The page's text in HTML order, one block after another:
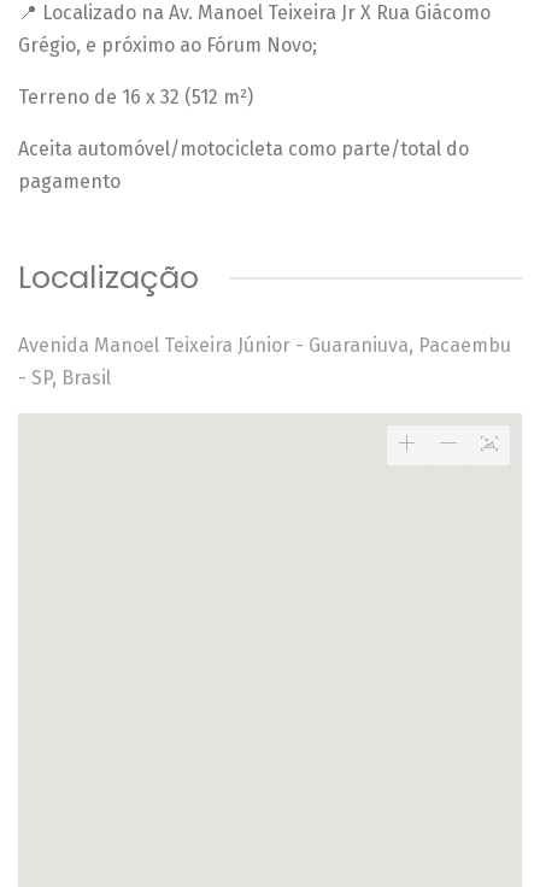
📍 Localizado na Av. Manoel Teixeira Jr X Rua Giácomo
Grégio, e próximo ao Fórum Novo;
Terreno de 16 x 32 (512 m²)
Aceita automóvel/motocicleta como parte/total do
pagamento
Localização
Avenida Manoel Teixeira Júnior - Guaraniuva, Pacaembu
- SP, Brasil